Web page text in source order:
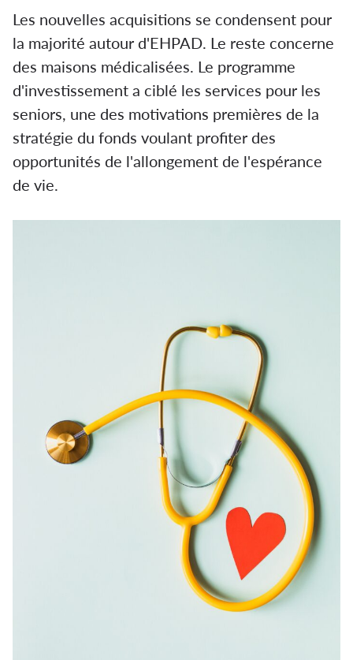
Les nouvelles acquisitions se condensent pour
la majorité autour d'EHPAD. Le reste concerne
des maisons médicalisées. Le programme
d'investissement a ciblé les services pour les
seniors, une des motivations premières de la
stratégie du fonds voulant profiter des
opportunités de l'allongement de l'espérance
de vie.